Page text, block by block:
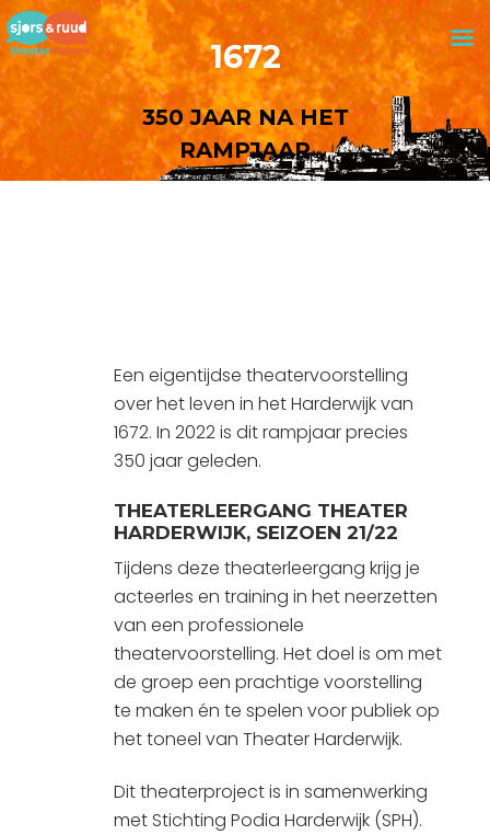
1672
350 JAAR NA HET
RAMPJAAR
Een eigentijdse theatervoorstelling
over het leven in het Harderwijk van
1672. In 2022 is dit rampjaar precies
350 jaar geleden.
THEATERLEERGANG THEATER
HARDERWIJK, SEIZOEN 21/22
Tijdens deze theaterleergang krijg je
acteerles en training in het neerzetten
van een professionele
theatervoorstelling. Het doel is om met
de groep een prachtige voorstelling
te maken én te spelen voor publiek op
het toneel van Theater Harderwijk.
Dit theaterproject is in samenwerking
met Stichting Podia Harderwijk (SPH).